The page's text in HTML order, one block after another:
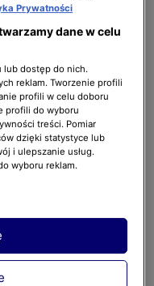
Prywatności
dane w celu
lub dostęp do nich.
reklam. Tworzenie profili
profili w celu doboru
profili do wyboru
treści. Pomiar
dzięki statystyce lub
i ulepszanie usług.
wyboru reklam.